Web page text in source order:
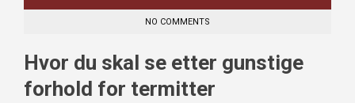
NO COMMENTS
Hvor du skal se etter gunstige
forhold for termitter